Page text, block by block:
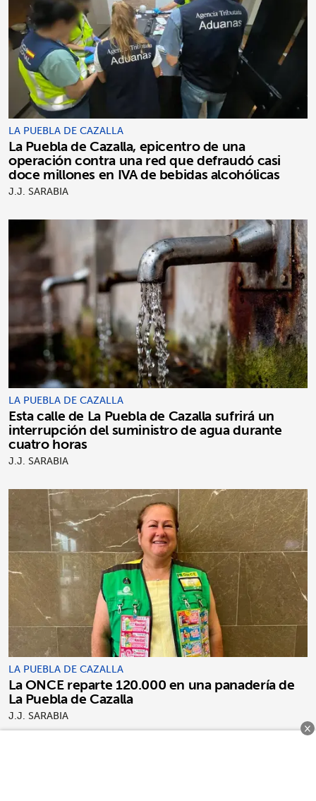
LA PUEBLA DE CAZALLA
La Puebla de Cazalla, epicentro de una
operación contra una red que defraudó casi
doce millones en IVA de bebidas alcohólicas
J.J. SARABIA
LA PUEBLA DE CAZALLA
Esta calle de La Puebla de Cazalla sufrirá un
interrupción del suministro de agua durante
cuatro horas
J.J. SARABIA
LA PUEBLA DE CAZALLA
La ONCE reparte 120.000 en una panadería de
La Puebla de Cazalla
J.J. SARABIA
×